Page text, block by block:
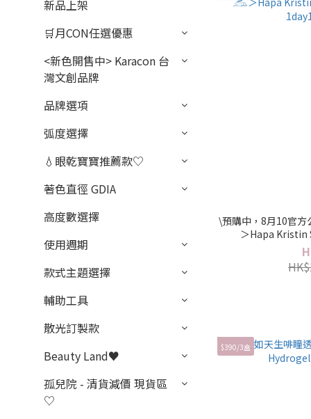
新品上架
🛒月CON任選優惠
<新色開售中> Karacon 台
灣文創品牌
品牌選項
弧度選擇
💧眼乾寶寶推薦款♡
著色直徑 GDIA
高度數選擇
使用週期
款式主題選擇
輔助工具
散光訂製款
Beauty Land♥
孤兒院 - 清貨減價 現貨區
♡
\預購中，8月10官
＞Hapa
$390/3盒